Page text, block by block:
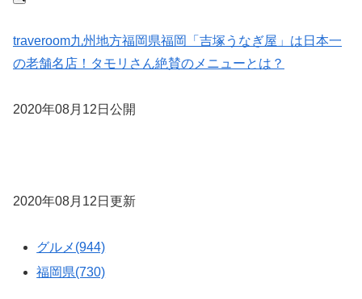
traveroom九州地方福岡県福岡「吉塚うなぎ屋」は日本一
の老舗名店！タモリさん絶賛のメニューとは？
2020年08月12日公開
2020年08月12日更新
グルメ(944)
福岡県(730)